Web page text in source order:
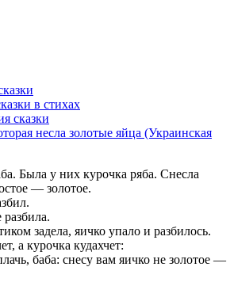
в стихах
сказки
несла золотые яйца (Украинская
Была у них курочка ряба. Снесла
— золотое.
задела, яичко упало и разбилось.
а курочка кудахчет:
баба: снесу вам яичко не золотое —